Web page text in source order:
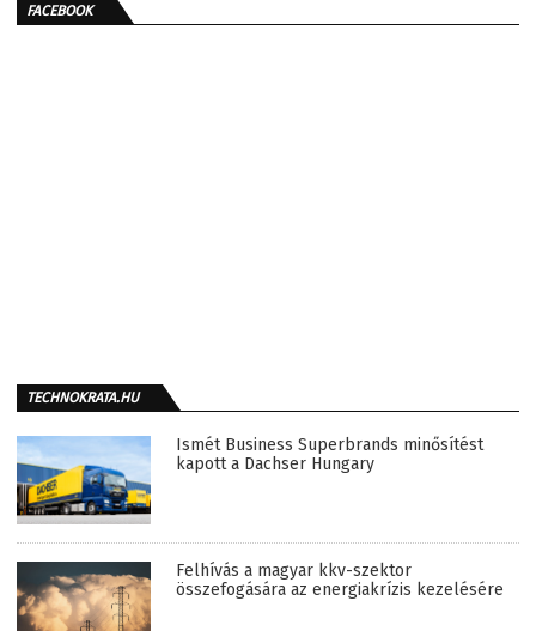
FACEBOOK
TECHNOKRATA.HU
Ismét Business Superbrands minősítést
kapott a Dachser Hungary
Felhívás a magyar kkv-szektor
összefogására az energiakrízis kezelésére